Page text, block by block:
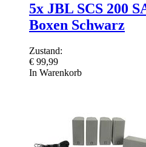
5x JBL SCS 200
Boxen Schwarz
Zustand:
€ 99,99
In Warenkorb